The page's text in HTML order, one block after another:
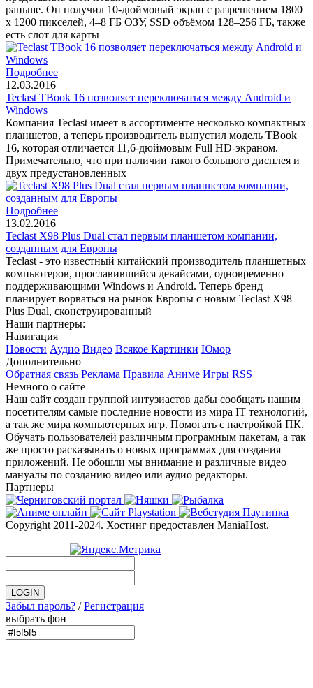
раньше. Он получил 10-дюймовый экран с разрешением 1800
х 1200 пикселей, 4–8 ГБ ОЗУ, SSD объёмом 128–256 ГБ, также
есть слот для карты
Подробнее
12.03.2016
Teclast TBook 16 позволяет переключаться между Android и
Windows
Компания Teclast имеет в ассортименте несколько компактных
планшетов, а теперь производитель выпустил модель TBook
16, которая отличается 11,6-дюймовым Full HD-экраном.
Примечательно, что при наличии такого большого дисплея и
двух предустановленных
Подробнее
13.02.2016
Teclast X98 Plus Dual стал первым планшетом компании,
созданным для Европы
Teclast - это известный китайский производитель планшетных
компьютеров, прославившийся девайсами, одновременно
поддерживающими Windows и Android. Теперь бренд
планирует ворваться на рынок Европы с новым Teclast X98
Plus Dual, сконструированный
Наши партнеры:
Навигация
Новости Аудио Видео Всякое Картинки Юмор
Дополнительно
Обратная связь Реклама Правила Аниме Игры RSS
Немного о сайте
Наш сайт создан группой интузиастов дабы сообщать нашим
посетителям самые последние новости из мира IT технологий,
а так же мира компьютерных игр. Помогать с настройкой ПК.
Обучать пользователей различным програмным пакетам, а так
же просто расказывать о новых программах для создания
приложений. Не обошли мы внимание и различные видео
мануалы по созданию видео или аудио редакторы.
Партнеры
Copyright 2011-2024. Хостинг предоставлен ManiaHost.
Забыл пароль? /Регистрация
выбрать фон